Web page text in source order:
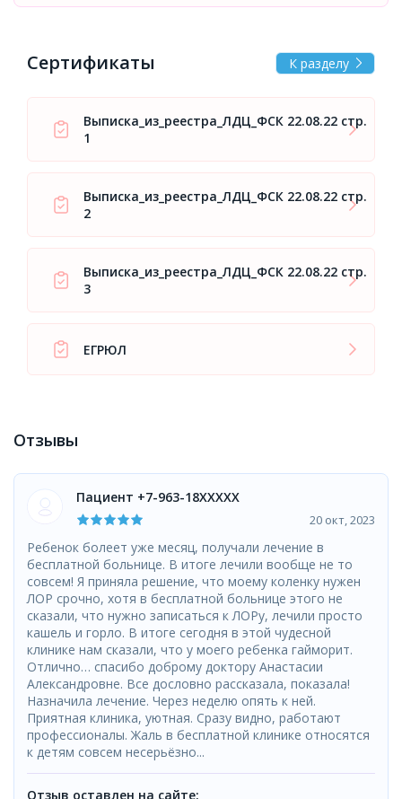
Сертификаты К разделу
Выписка_из_реестра_ЛДЦ_ФСК 22.08.22 стр.
1
Выписка_из_реестра_ЛДЦ_ФСК 22.08.22 стр.
2
Выписка_из_реестра_ЛДЦ_ФСК 22.08.22 стр.
3
ЕГРЮЛ
Отзывы
Пациент +7-963-18XXXXX
20 окт, 2023
Ребенок болеет уже месяц, получали лечение в
бесплатной больнице. В итоге лечили вообще не то
совсем! Я приняла решение, что моему коленку нужен
ЛОР срочно, хотя в бесплатной больнице этого не
сказали, что нужно записаться к ЛОРу, лечили просто
кашель и горло. В итоге сегодня в этой чудесной
клинике нам сказали, что у моего ребенка гайморит.
Отлично… спасибо доброму доктору Анастасии
Александровне. Все дословно рассказала, показала!
Назначила лечение. Через неделю опять к ней.
Приятная клиника, уютная. Сразу видно, работают
профессионалы. Жаль в бесплатной клинике относятся
к детям совсем несерьёзно...
Отзыв оставлен на сайте: